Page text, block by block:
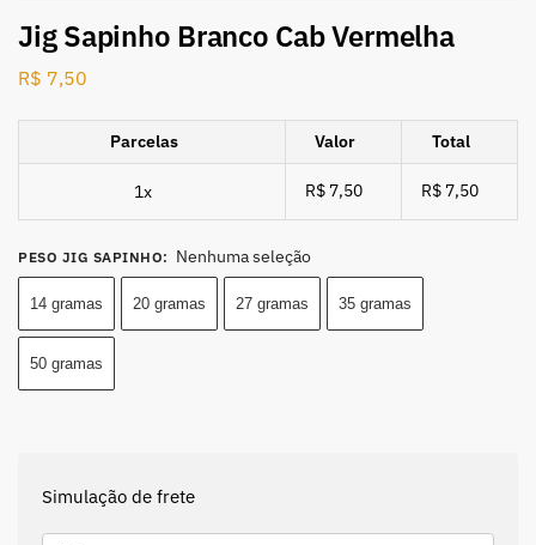
Jig Sapinho Branco Cab Vermelha
R$ 7,50
Parcelas Valor Total
1x R$ 7,50 R$ 7,50
PESO JIG SAPINHO: Nenhuma seleção
14 gramas 20 gramas 27 gramas 35 gramas
50 gramas
Simulação de frete